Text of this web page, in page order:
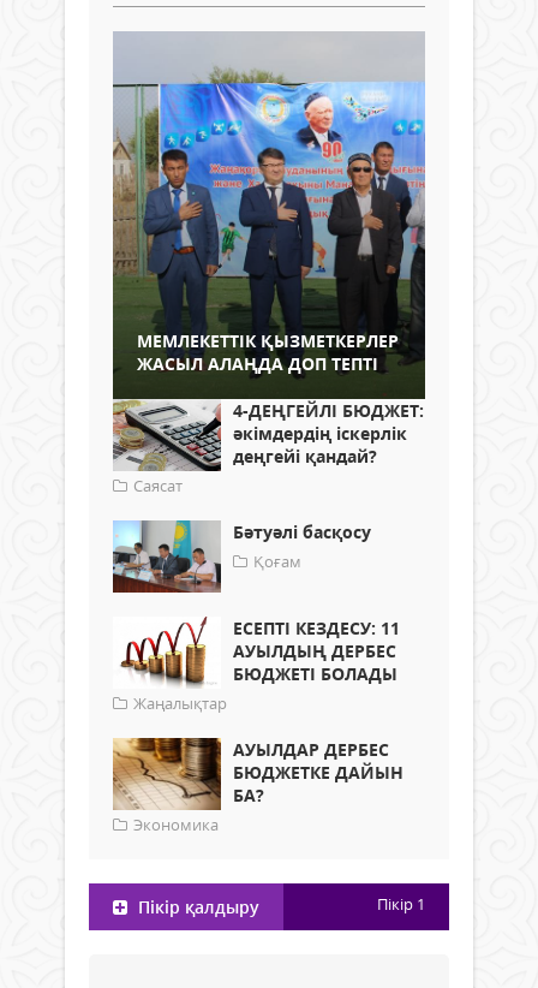
МЕМЛЕКЕТТІК ҚЫЗМЕТКЕРЛЕР
ЖАСЫЛ АЛАҢДА ДОП ТЕПТІ
4-ДЕҢГЕЙЛІ БЮДЖЕТ:
әкімдердің іскерлік
деңгейі қандай?
Саясат
Бәтуәлі басқосу
Қоғам
ЕСЕПТІ КЕЗДЕСУ: 11
АУЫЛДЫҢ ДЕРБЕС
БЮДЖЕТІ БОЛАДЫ
Жаңалықтар
АУЫЛДАР ДЕРБЕС
БЮДЖЕТКЕ ДАЙЫН
БА?
Экономика
Пікір қалдыру Пікір 1